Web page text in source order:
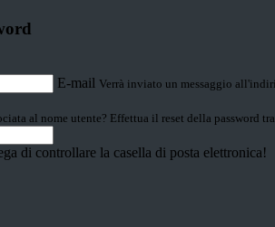
E-mail Verrà inviato un messaggio
al nome utente? Effettua il reset della password
di controllare la casella di posta elettronica!